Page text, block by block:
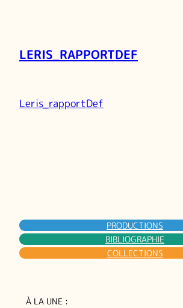
LERIS_RAPPORTDEF
Leris_rapportDef
PRODUCTIONS
BIBLIOGRAPHIE
COLLECTIONS
À LA UNE :